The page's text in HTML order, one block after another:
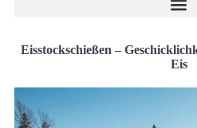
Eisstockschießen –
Eis